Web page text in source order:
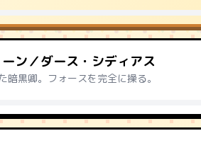
ン／ダース・シディアス
暗黒卿。フォースを完全に操る。